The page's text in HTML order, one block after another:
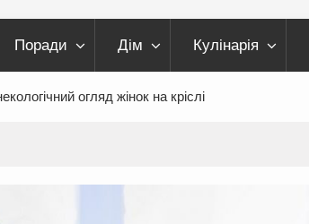
Поради Дім Кулінарія
огляд жінок на кріслі